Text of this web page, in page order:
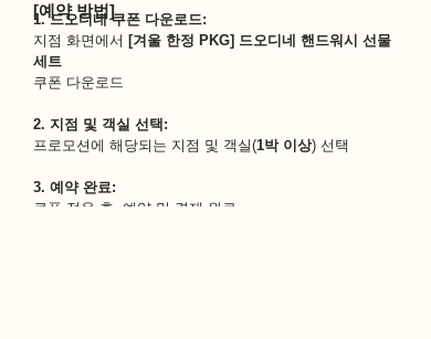
[예약 방법]
1. 드오디네 쿠폰 다운로드:
지점 화면에서 [겨울 한정 PKG] 드오디네 핸드워시 선물
세트
쿠폰 다운로드
2. 지점 및 객실 선택:
프로모션에 해당되는 지점 및 객실(1박 이상) 선택
3. 예약 완료:
쿠폰 적용 후, 예약 및 결제 완료